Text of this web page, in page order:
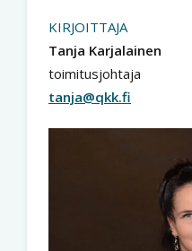
KIRJOITTAJA
Tanja Karjalainen
toimitusjohtaja
tanja@qkk.fi